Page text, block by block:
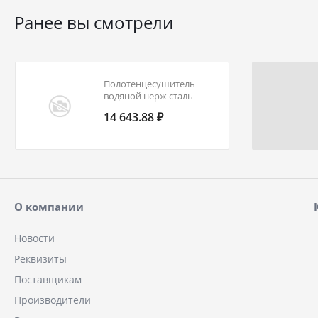
Ранее вы смотрели
Полотенцесушитель
водяной нерж сталь
500х600мм 6П нижнее
14 643.88 ₽
О компании
Новости
Реквизиты
Поставщикам
Производители